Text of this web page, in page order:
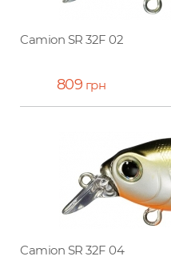
Camion SR 32F 02
809 грн
Camion SR 32F 04